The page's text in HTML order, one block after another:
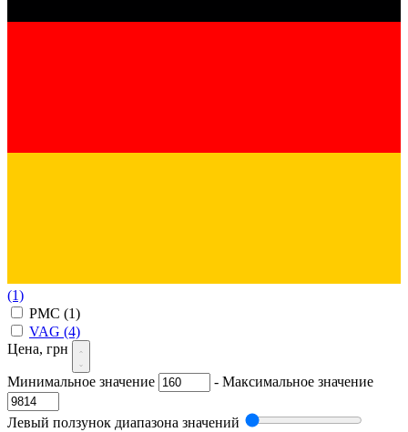
(1)
PMC (1)
VAG (4)
Цена, грн
Минимальное значение - Максимальное значение
Левый ползунок диапазона значений